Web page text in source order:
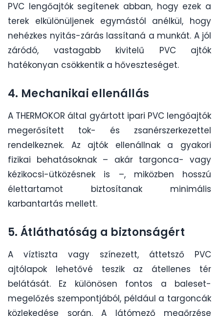
PVC lengőajtók segítenek abban, hogy ezek a
terek elkülönüljenek egymástól anélkül, hogy
nehézkes nyitás-zárás lassítaná a munkát. A jól
záródó, vastagabb kivitelű PVC ajtók
hatékonyan csökkentik a hőveszteséget.
4. Mechanikai ellenállás
A THERMOKOR által gyártott ipari PVC lengőajtók
megerősített tok- és zsanérszerkezettel
rendelkeznek. Az ajtók ellenállnak a gyakori
fizikai behatásoknak – akár targonca- vagy
kézikocsi-ütközésnek is –, miközben hosszú
élettartamot biztosítanak minimális
karbantartás mellett.
5. Átláthatóság a biztonságért
A víztiszta vagy színezett, áttetsző PVC
ajtólapok lehetővé teszik az átellenes tér
belátását. Ez különösen fontos a baleset-
megelőzés szempontjából, például a targoncák
közlekedése során. A látómező megőrzése